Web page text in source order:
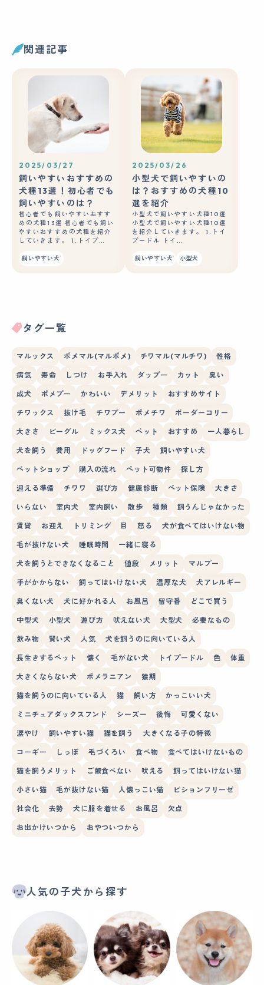
関連記事
2025/03/27
飼いやすいおすすめの
犬種13選！初心者でも
飼いやすいのは？
初心者でも飼いやすいおすす
めの犬種13選 初心者でも飼い
やすいおすすめの犬種を紹介
していきます。 1.トイプ…
飼いやすい犬
2025/03/26
小型犬で飼いやすいの
は？おすすめの犬種10
選を紹介
小型犬で飼いやすい犬種10選
小型犬で飼いやすい犬種10選
を紹介していきます。 1.トイ
プードル トイ…
飼いやすい犬 小型犬
タグ一覧
マルックス ポメマル(マルポメ) チワマル(マルチワ) 性格
病気 寿命 しつけ お手入れ ダップー カット 臭い
成犬 ポメプー かわいい デメリット おすすめサイト
チワックス 抜け毛 チワプー ポメチワ ボーダーコリー
大きさ ビーグル ミックス犬 ペット おすすめ 一人暮らし
犬を飼う 費用 ドッグフード 子犬 飼いやすい犬
ペットショップ 購入の流れ ペット可物件 探し方
迎える準備 チワワ 選び方 健康診断 ペット保険 大きさ
いらない 室内犬 室内飼い 散歩 種類 飼うんじゃなかった
賃貸 お迎え トリミング 目 怒る 犬が食べてはいけない物
毛が抜けない犬 睡眠時間 一緒に寝る
犬を飼うとできなくなること 値段 メリット マルプー
手がかからない 飼ってはいけない犬 温厚な犬 犬アレルギー
臭くない犬 犬に好かれる人 お風呂 留守番 どこで買う
中型犬 小型犬 遊び方 吠えない犬 大型犬 必要なもの
飲み物 賢い犬 人気 犬を飼うのに向いている人
長生きするペット 懐く 毛がない犬 トイプードル 色 体重
大きくならない犬 ポメラニアン 猿期
猫を飼うのに向いている人 猫 飼い方 かっこいい犬
ミニチュアダックスフンド シーズー 後悔 可愛くない
涙やけ 飼いやすい猫 猫を飼う 大きくなる子の特徴
コーギー しっぽ 毛づくろい 食べ物 食べてはいけないもの
猫を飼うメリット ご飯食べない 吠える 飼ってはいけない猫
小さい猫 毛が抜けない猫 人懐っこい猫 ビションフリーゼ
社会化 去勢 犬に服を着せる お風呂 欠点
お出かけいつから おやついつから
人気の子犬から探す